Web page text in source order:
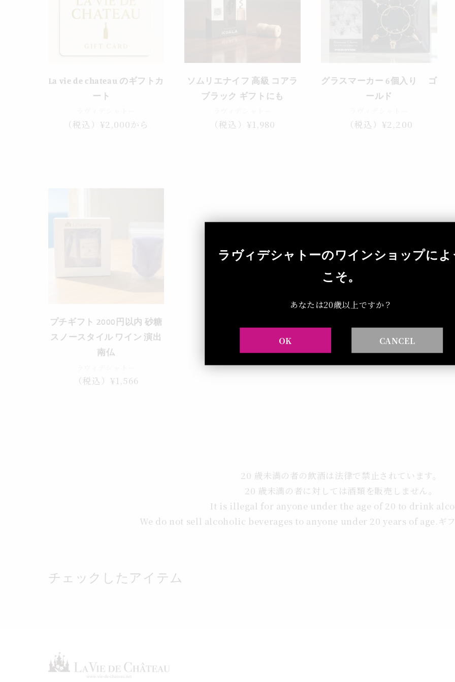
La vie de chateau のギフトカ
ート
通（税込）¥2,000から
ソムリエナイフ 高級 コアラ
ブラック ギフトにも
通（税込）¥1,980
グラスマーカー 6個入り ゴ
ールド
通（税込）¥2,200
プチギフト 2000円以内 砂糖
スノースタイル ワイン 演出
南仏
通（税込）¥1,566
20 歳未満の者の飲酒は法律で禁止されています。
20 歳未満の者に対しては酒類を販売しません。
It is illegal for anyone under the age of 20 to drink
We do not sell alcoholic beverages to anyone under 20 years of age.ギ
チェックしたアイテム
ラヴィデシャトーのワインショップによ
こそ。
あなたは20歳以上ですか？
OK CANCEL